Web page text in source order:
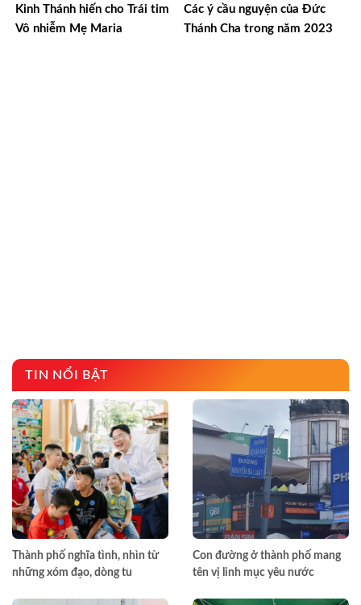
Kinh Thánh hiến cho Trái tim
Vô nhiễm Mẹ Maria
Các ý cầu nguyện của Đức
Thánh Cha trong năm 2023
TIN NỔI BẬT
Thành phố nghĩa tình, nhìn từ
những xóm đạo, dòng tu
Con đường ở thành phố mang
tên vị linh mục yêu nước